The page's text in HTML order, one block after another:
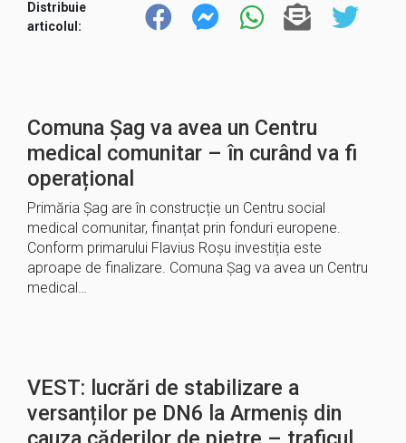
Distribuie
articolul:
Comuna Șag va avea un Centru
medical comunitar – în curând va fi
operațional
Primăria Șag are în construcție un Centru social
medical comunitar, finanțat prin fonduri europene.
Conform primarului Flavius Roșu investiția este
aproape de finalizare. Comuna Șag va avea un Centru
medical…
VEST: lucrări de stabilizare a
versanților pe DN6 la Armeniș din